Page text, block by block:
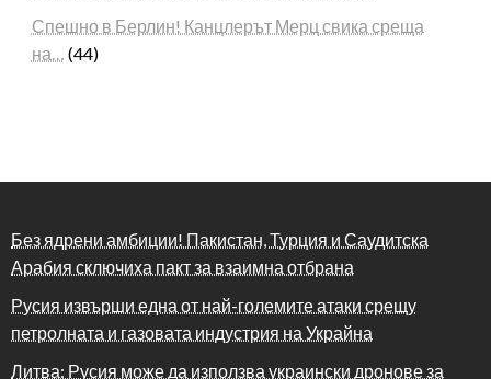
Спешно в Берлин! Канцлерът Мерц свика среща
на… (44)
Без ядрени амбиции! Пакистан, Турция и Саудитска
Арабия сключиха пакт за взаимна отбрана
Русия извърши една от най-големите атаки срещу
петролната и газовата индустрия на Украйна
Литва: Русия може да използва украински дронове за